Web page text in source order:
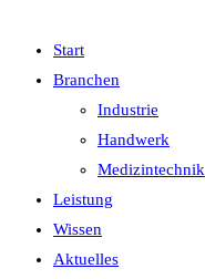
Start
Branchen
Industrie
Handwerk
Medizintechnik
Leistung
Wissen
Aktuelles